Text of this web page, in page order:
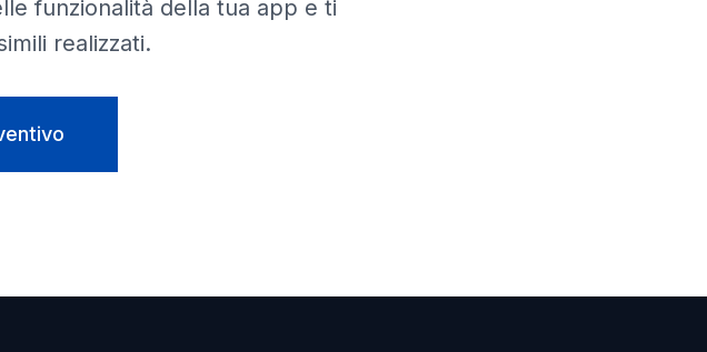
funzionalità della tua app e ti
realizzati.